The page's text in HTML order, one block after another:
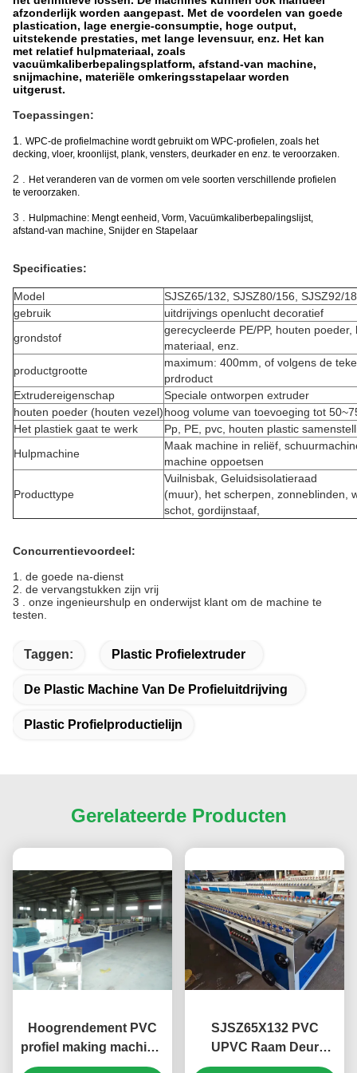
afzonderlijk worden aangepast. Met de voordelen van goede
plastication, lage energie-consumptie, hoge output,
uitstekende prestaties, met lange levensuur, enz. Het kan
met relatief hulpmateriaal, zoals
vacuümkaliberbepalingsplatform, afstand-van machine,
snijmachine, materiële omkeringsstapelaar worden
uitgerust.
Toepassingen:
1. WPC-de profielmachine wordt gebruikt om WPC-profielen, zoals het
decking, vloer, kroonlijst, plank, vensters, deurkader en enz. te veroorzaken.
2 .
Het veranderen van de vormen om vele soorten verschillende profielen
te veroorzaken.
3 .
Hulpmachine: Mengt eenheid, Vorm, Vacuümkaliberbepalingslijst,
afstand-van machine, Snijder en Stapelaar
Specificaties:
Model
SJSZ65/132, SJSZ80/156, SJSZ92/
gebruik
uitdrijvings openlucht decoratief
grondstof
gerecycleerde PE/PP, houten poeder,
materiaal, enz.
productgrootte
maximum: 400mm, of volgens de
prdroduct
Extrudereigenschap
Speciale ontworpen extruder
houten poeder (houten vezel)hoog volume van toevoeging tot
Het plastiek gaat te werk
Pp, PE, pvc, houten plastic
Hulpmachine
Maak machine in reliëf,
machine oppoetsen
Producttype
Vuilnisbak, Geluidsisolatieraad
(muur), het scherpen, zonneblinden,
schot, gordijnstaaf,
Concurrentievoordeel:
1. de goede na-dienst
2. de vervangstukken zijn vrij
3 . onze ingenieurshulp en onderwijst klant om de machine te
testen.
Taggen: Plastic Profielextruder
De Plastic Machine Van De Profieluitdrijving
Plastic Profielproductielijn
Gerelateerde Producten
Hoogrendement PVC
profiel making machine,
Conische
SJSZ65X132 PVC
UPVC Raam Deur
Profiel Extrusielijn,